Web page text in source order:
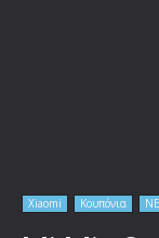
Xiaomi Κουπόνια